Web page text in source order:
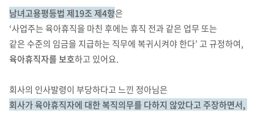
남녀고용평등법 제19조 제4항은
‘사업주는 육아휴직을 마친 후에는 휴직 전과 같은 업무 또는
같은 수준의 임금을 지급하는 직무에 복귀시켜야 한다’ 고 규정하여,
육아휴직자를 보호하고 있어요.
회사의 인사발령이 부당하다고 느낀 정아님은
회사가 육아휴직자에 대한 복직의무를 다하지 않았다고 주장하면서,